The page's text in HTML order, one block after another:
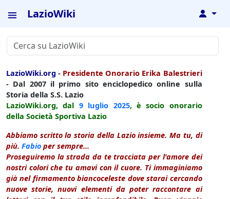
LazioWiki ↓
LazioWiki.org - Presidente Onorario Erika Balestrieri
- Dal 2007 il primo sito enciclopedico online sulla
Storia della S.S. Lazio
LazioWiki.org, dal 9 luglio 2025, è socio onorario
della Società Sportiva Lazio
Abbiamo scritto la storia della Lazio insieme. Ma tu, di
più. Fabio per sempre...
Proseguiremo la strada da te tracciata per l'amore dei
nostri colori che tu amavi con il cuore. Ti immaginiamo
già nel firmamento biancoceleste dove starai cercando
nuove storie, nuovi elementi da poter raccontare ai